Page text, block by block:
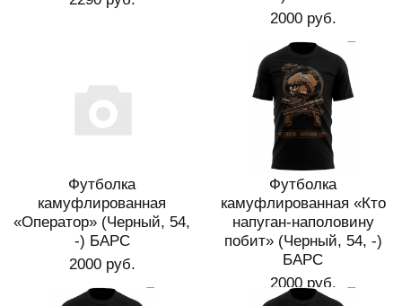
2000 руб.
Футболка
камуфлированная
«Оператор» (Черный, 54,
-) БАРС
2000 руб.
Футболка
камуфлированная «Кто
напуган-наполовину
побит» (Черный, 54, -)
БАРС
2000 руб.